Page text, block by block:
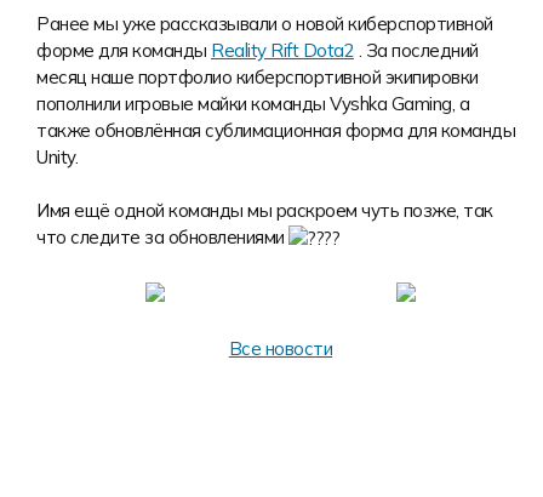
Ранее мы уже рассказывали о новой киберспортивной
форме для команды Reality Rift Dota2 . За последний
месяц наше портфолио киберспортивной экипировки
пополнили игровые майки команды Vyshka Gaming, а
также обновлённая сублимационная форма для команды
Unity.
Имя ещё одной команды мы раскроем чуть позже, так
что следите за обновлениями
Все новости
Другие виды спорта
Спортивная одежда
Мерч и сувенирка
Форма в наличии
Распродажа
Фото изделий
Наше производство
Вакансии
Статьи
Реквизиты
Изготовление мерча
Пошив формы для курьеров
Карта цветов
Таблица размеров
Маркировка и упаковка изделий
Система скидок и наценок
Пользовательское соглашение